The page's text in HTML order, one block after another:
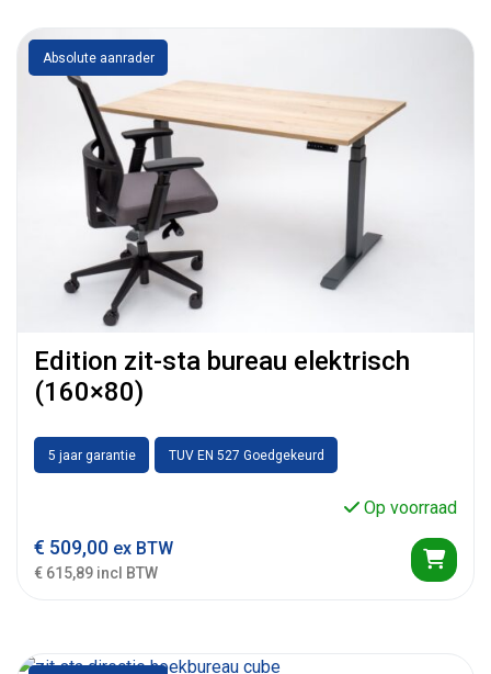
Absolute aanrader
Edition zit-sta bureau elektrisch
(160×80)
5 jaar garantie TUV EN 527 Goedgekeurd
Op voorraad
€ 509,00 ex BTW
€ 615,89 incl BTW